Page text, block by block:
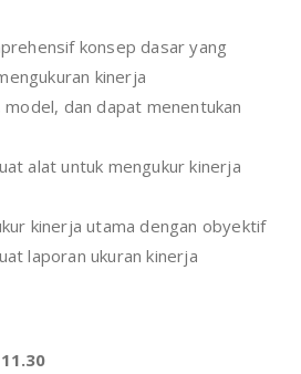
konsep dasar yang
kinerja
dan dapat menentukan
alat untuk mengukur kinerja
kinerja utama dengan obyektif
laporan ukuran kinerja